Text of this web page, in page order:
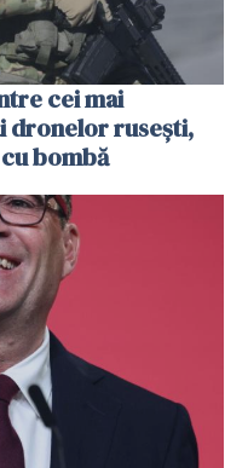
cei mai
dronelor rusești,
bombă